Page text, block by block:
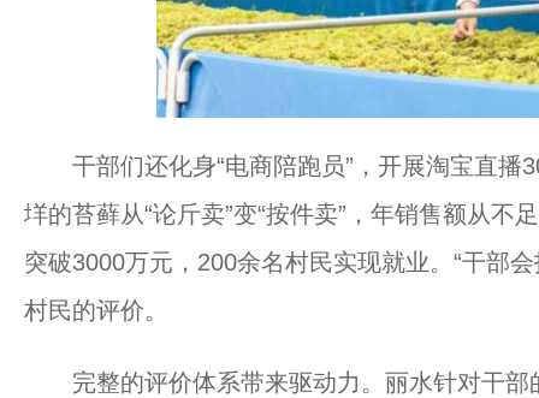
干部们还化身“电商陪跑员”，开展淘宝直播
垟的苔藓从“论斤卖”变“按件卖”，年销售额从不
突破3000万元，200余名村民实现就业。“干部
村民的评价。
完整的评价体系带来驱动力。丽水针对干部的